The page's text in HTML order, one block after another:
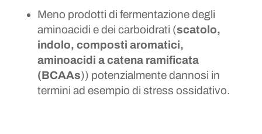
Meno prodotti di fermentazione degli
aminoacidi e dei carboidrati (scatolo,
indolo, composti aromatici,
aminoacidi a catena ramificata
(BCAAs)) potenzialmente dannosi in
termini ad esempio di stress ossidativo.